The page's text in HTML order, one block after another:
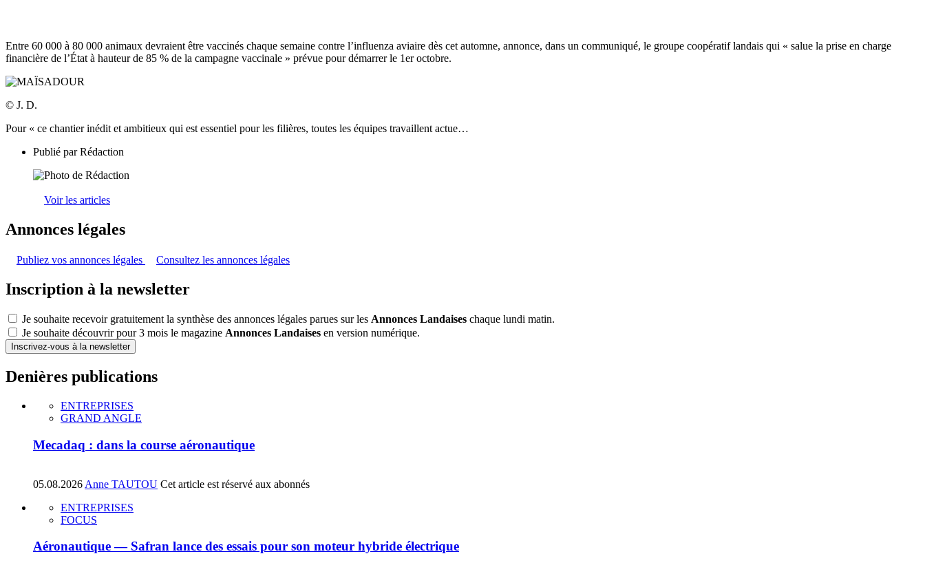
Entre 60 000 à 80 000 animaux devraient être vaccinés chaque semaine contre l’influenza aviaire dès cet automne, annonce, dans un communiqué, le groupe coopératif landais qui « salue la prise en charge
financière de l’État à hauteur de 85 % de la campagne vaccinale » prévue pour démarrer le 1er octobre.
© J. D.
Pour « ce chantier inédit et ambitieux qui est essentiel pour les filières, toutes les équipes travaillent actue…
Publié parRédaction
Voir les articles
Annonces légales
Publiez vos annonces légales Consultez les annonces légales
Inscription à la newsletter
Je souhaite recevoir gratuitement la synthèse des annonces légales parues sur les Annonces Landaises chaque lundi matin.
Je souhaite découvrir pour 3 mois le magazine Annonces Landaises en version numérique.
Inscrivez-vous à la newsletter
Denières publications
ENTREPRISES
GRAND ANGLE
Mecadaq : dans la course aéronautique
05.08.2026 Anne TAUTOU Cet article est réservé aux abonnés
ENTREPRISES
FOCUS
Aéronautique — Safran lance des essais pour son moteur hybride électrique